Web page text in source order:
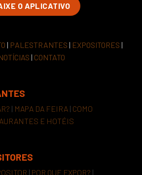
O APLICATIVO
| PALESTRANTES | EXPOSITORES |
| CONTATO
| MAPA DA FEIRA | COMO
E HOTÉIS
| POR QUE EXPOR? |